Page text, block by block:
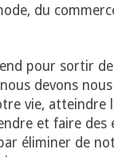
du
pour sortir de
devons
vie, atteindre
et faire des
éliminer de